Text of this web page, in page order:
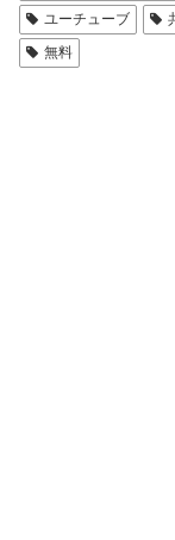
ユーチューブ
無料